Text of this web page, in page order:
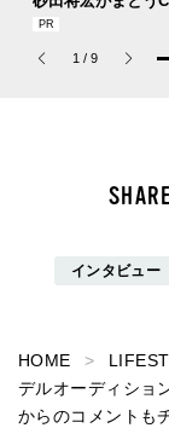
の新作フレグラン
パルファム」
1 / 9
インタビュー
HOME
デルオーディショ
からのコメントも